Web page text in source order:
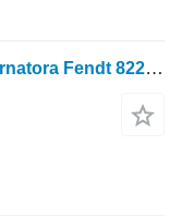
Mocowanie Podstawa Konsola Alternatora Fendt 822 824 826 828 Montageplatte Lichtmaschinenkonsole F84290001 für Fendt 822 824 826 828 Radtraktor